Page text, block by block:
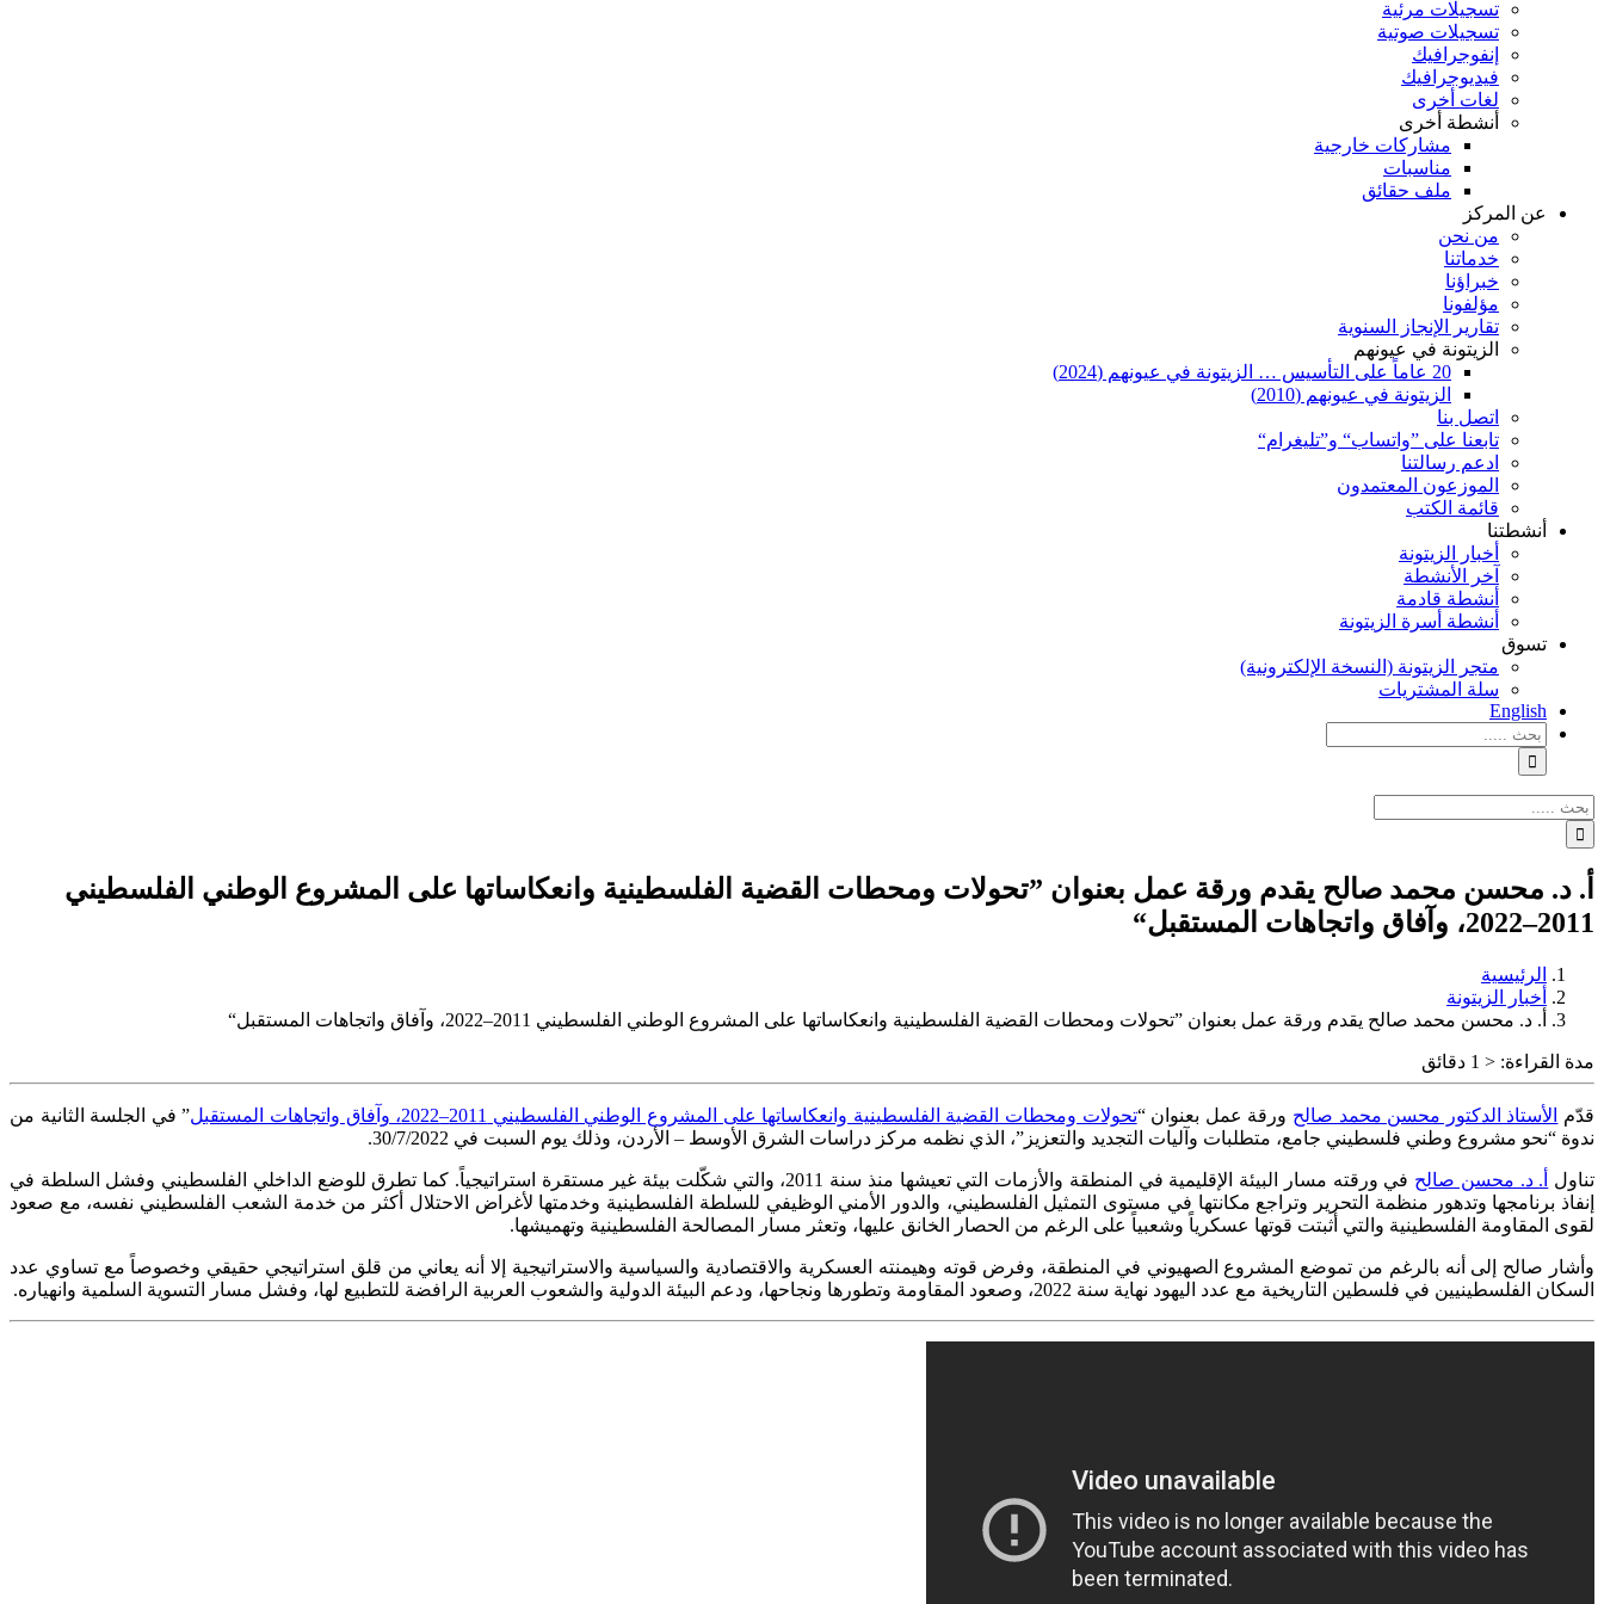
تسجيلات مرئية
تسجيلات صوتية
إنفوجرافيك
فيديوجرافيك
لغات أخرى
أنشطة أخرى
مشاركات خارجية
مناسبات
ملف حقائق
عن المركز
من نحن
خدماتنا
خبراؤنا
مؤلفونا
تقارير الإنجاز السنوية
الزيتونة في عيونهم
20 عاماً على التأسيس … الزيتونة في عيونهم (2024)
الزيتونة في عيونهم (2010)
اتصل بنا
تابعنا على ”واتساب“ و”تليغرام“
ادعم رسالتنا
الموزعون المعتمدون
قائمة الكتب
أنشطتنا
أخبار الزيتونة
آخر الأنشطة
أنشطة قادمة
أنشطة أسرة الزيتونة
تسوق
متجر الزيتونة (النسخة الإلكترونية)
سلة المشتريات
English
نتائج
البحث
بالنسبة
الي
:
نتائج
البحث
بالنسبة
الي
: أ. د. محسن محمد صالح يقدم ورقة عمل بعنوان ”تحولات ومحطات القضية الفلسطينية وانعكاساتها على المشروع الوطني الفلسطيني
2011–2022، وآفاق واتجاهات المستقبل“
الرئيسية
أخبار الزيتونة
أ. د. محسن محمد صالح يقدم ورقة عمل بعنوان ”تحولات ومحطات القضية الفلسطينية وانعكاساتها على المشروع الوطني الفلسطيني 2011–2022، وآفاق واتجاهات المستقبل“
مدة القراءة: < 1 دقائق
قدّم الأستاذ الدكتور محسن محمد صالح ورقة عمل بعنوان “تحولات ومحطات القضية الفلسطينية وانعكاساتها على المشروع الوطني الفلسطيني 2011–2022، وآفاق واتجاهات المستقبل
” في الجلسة الثانية من
ندوة “نحو مشروع وطني فلسطيني جامع، متطلبات وآليات التجديد والتعزيز”، الذي نظمه مركز دراسات الشرق الأوسط – الأردن، وذلك يوم السبت في 30/7/2022.
تناول أ. د. محسن صالح
في ورقته مسار البيئة الإقليمية في المنطقة والأزمات التي تعيشها منذ سنة 2011، والتي شكّلت بيئة غير مستقرة استراتيجياً. كما تطرق للوضع الداخلي الفلسطيني وفشل السلطة في
إنفاذ برنامجها وتدهور منظمة التحرير وتراجع مكانتها في مستوى التمثيل الفلسطيني، والدور الأمني الوظيفي للسلطة الفلسطينية وخدمتها لأغراض الاحتلال أكثر من خدمة الشعب الفلسطيني نفسه، مع صعود
لقوى المقاومة الفلسطينية والتي أثبتت قوتها عسكرياً وشعبياً على الرغم من الحصار الخانق عليها، وتعثر مسار المصالحة الفلسطينية وتهميشها.
وأشار صالح إلى أنه بالرغم من تموضع المشروع الصهيوني في المنطقة، وفرض قوته وهيمنته العسكرية والاقتصادية والسياسية والاستراتيجية إلا أنه يعاني من قلق استراتيجي حقيقي وخصوصاً مع تساوي عدد
السكان الفلسطينيين في فلسطين التاريخية مع عدد اليهود نهاية سنة 2022، وصعود المقاومة وتطورها ونجاحها، ودعم البيئة الدولية والشعوب العربية الرافضة للتطبيع لها، وفشل مسار التسوية السلمية وانهياره.